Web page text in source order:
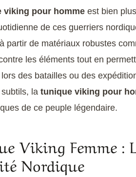
viking pour homme est bien
de ces guerriers
partir de matériaux robustes
les éléments tout en
des batailles ou des
la tunique viking pour
de ce peuple légendaire.
Viking Femme :
Nordique